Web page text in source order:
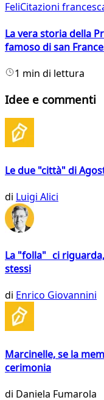
FeliCitazioni
La vera storia della
famoso di san
1 min di lettura
Idee e commenti
Le due "città" di
di Luigi Alici
La "folla" ci
stessi
di Enrico Giovannini
Marcinelle, se la
cerimonia
di Daniela Fumarola